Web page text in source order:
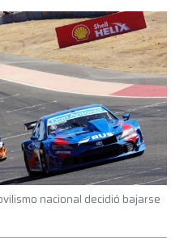
nacional decidió bajarse